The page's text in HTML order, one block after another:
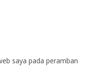
saya pada peramban